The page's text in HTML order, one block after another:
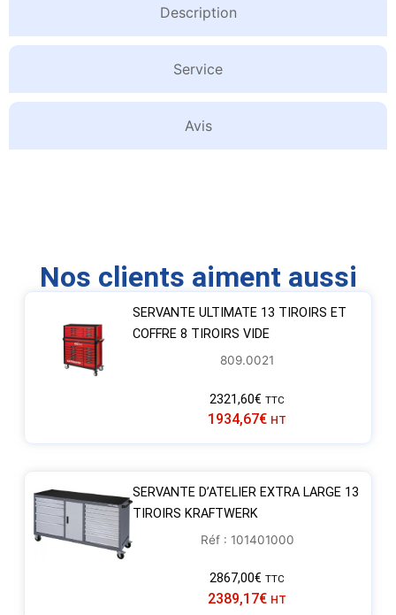
Description
Service
Avis
Nos clients aiment aussi
SERVANTE ULTIMATE 13 TIROIRS ET
COFFRE 8 TIROIRS VIDE
809.0021
2321,60€ TTC
1934,67€ HT
SERVANTE D’ATELIER EXTRA LARGE 13
TIROIRS KRAFTWERK
Réf : 101401000
2867,00€ TTC
2389,17€ HT